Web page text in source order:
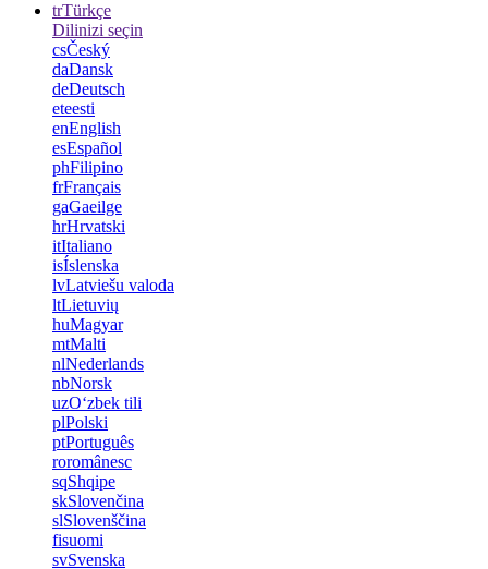
trTürkçe
Dilinizi seçin
csČeský
daDansk
deDeutsch
eteesti
enEnglish
esEspañol
phFilipino
frFrançais
gaGaeilge
hrHrvatski
itItaliano
isÍslenska
lvLatviešu valoda
ltLietuvių
huMagyar
mtMalti
nlNederlands
nbNorsk
uzOʻzbek tili
plPolski
ptPortuguês
roromânesc
sqShqipe
skSlovenčina
slSlovenščina
fisuomi
svSvenska